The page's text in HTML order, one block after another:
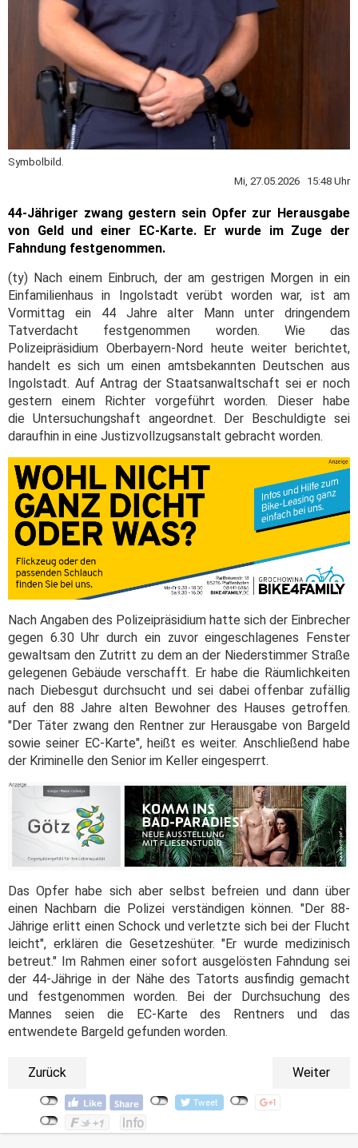
Symbolbild.
Mi, 27.05.2026 15:48 Uhr
44-Jähriger zwang gestern sein Opfer zur Herausgabe
von Geld und einer EC-Karte. Er wurde im Zuge der
Fahndung festgenommen.
(ty) Nach einem Einbruch, der am gestrigen Morgen in ein
Einfamilienhaus in Ingolstadt verübt worden war, ist am
Vormittag ein 44 Jahre alter Mann unter dringendem
Tatverdacht festgenommen worden. Wie das
Polizeipräsidium Oberbayern-Nord heute weiter berichtet,
handelt es sich um einen amtsbekannten Deutschen aus
Ingolstadt. Auf Antrag der Staatsanwaltschaft sei er noch
gestern einem Richter vorgeführt worden. Dieser habe
die Untersuchungshaft angeordnet. Der Beschuldigte sei
daraufhin in eine Justizvollzugsanstalt gebracht worden.
Nach Angaben des Polizeipräsidium hatte sich der Einbrecher
gegen 6.30 Uhr durch ein zuvor eingeschlagenes Fenster
gewaltsam den Zutritt zu dem an der Niederstimmer Straße
gelegenen Gebäude verschafft. Er habe die Räumlichkeiten
nach Diebesgut durchsucht und sei dabei offenbar zufällig
auf den 88 Jahre alten Bewohner des Hauses getroffen.
"Der Täter zwang den Rentner zur Herausgabe von Bargeld
sowie seiner EC-Karte", heißt es weiter. Anschließend habe
der Kriminelle den Senior im Keller eingesperrt.
Das Opfer habe sich aber selbst befreien und dann über
einen Nachbarn die Polizei verständigen können. "Der 88-
Jährige erlitt einen Schock und verletzte sich bei der Flucht
leicht", erklären die Gesetzeshüter. "Er wurde medizinisch
betreut." Im Rahmen einer sofort ausgelösten Fahndung sei
der 44-Jährige in der Nähe des Tatorts ausfindig gemacht
und festgenommen worden. Bei der Durchsuchung des
Mannes seien die EC-Karte des Rentners und das
entwendete Bargeld gefunden worden.
Zurück Weiter